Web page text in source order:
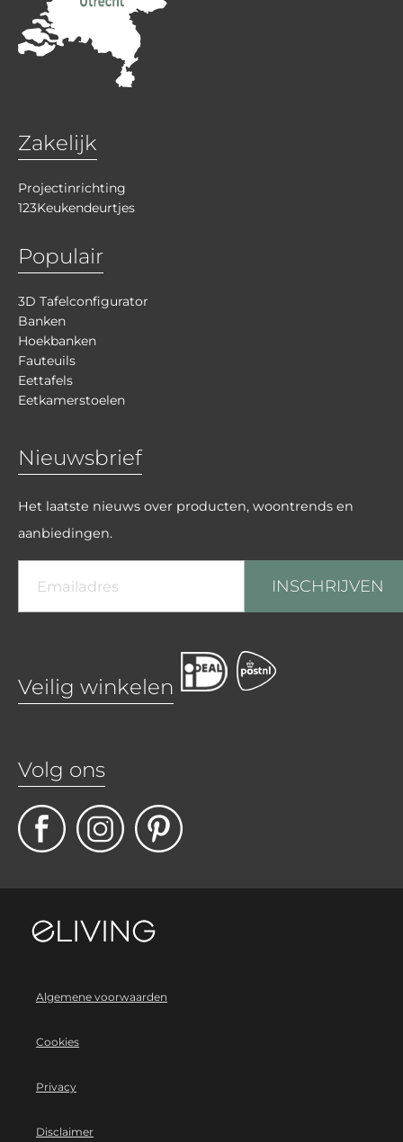
Zakelijk
Projectinrichting
123Keukendeurtjes
Populair
3D Tafelconfigurator
Banken
Hoekbanken
Fauteuils
Eettafels
Eetkamerstoelen
Nieuwsbrief
Het laatste nieuws over producten, woontrends en
aanbiedingen.
INSCHRIJVEN
Veilig winkelen
Volg ons
Algemene voorwaarden
Cookies
Privacy
Disclaimer